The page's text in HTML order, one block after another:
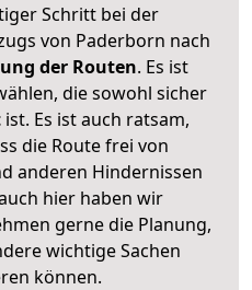
Schritt bei der
von Paderborn nach
der Routen. Es ist
die sowohl sicher
ist. Es ist auch ratsam,
die Route frei von
anderen Hindernissen
hier haben wir
gerne die Planung,
wichtige Sachen
können.